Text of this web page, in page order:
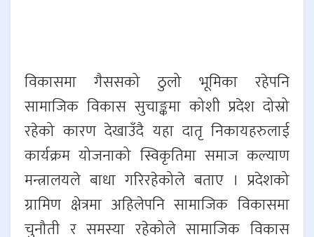
विकासमा गैससको ठुलो भूमिका रहेपनि
सामाजिक विकास सुचाङ्कमा कोशी प्रदेश दोस्रो
रहेको कारण देखाउँदै यहा दातृ निकायहरुलाई
कार्यक्रम योजनाको स्विकृतिमा समाज कल्याण
मन्त्रालयले बाधा गरिरहेकोले बताए । प्रदेशको
ग्रामिण क्षेत्रमा अहिलेपनि सामाजिक विकासमा
चुनौती र समस्या रहेकोले सामाजिक विकास